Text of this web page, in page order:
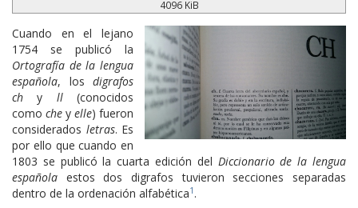
4096 KiB
Cuando en el lejano
1754 se publicó la
Ortografía de la lengua
española, los digrafos
ch y ll(conocidos
como che y elle) fueron
considerados letras. Es
por ello que cuando en
1803 se publicó la cuarta edición del Diccionario de la lengua
española estos dos digrafos tuvieron secciones separadas
dentro de la ordenación alfabética1 .